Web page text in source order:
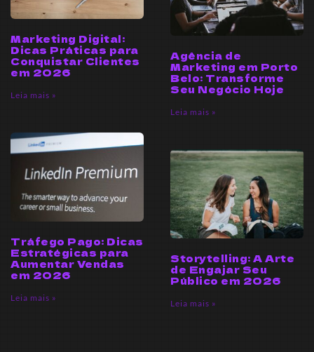
Marketing Digital:
Dicas Práticas para
Conquistar Clientes
em 2026
Leia mais »
Agência de
Marketing em Porto
Belo: Transforme
Seu Negócio Hoje
Leia mais »
Tráfego Pago: Dicas
Estratégicas para
Aumentar Vendas
em 2026
Leia mais »
Storytelling: A Arte
de Engajar Seu
Público em 2026
Leia mais »